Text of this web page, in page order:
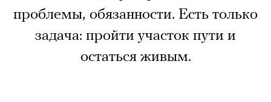
проблемы, обязанности. Есть только
задача: пройти участок пути и
остаться живым.